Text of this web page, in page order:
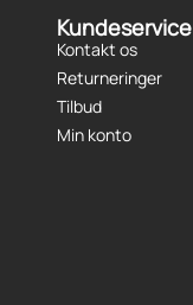
Kundeservice
Kontakt os
Returneringer
Tilbud
Min konto